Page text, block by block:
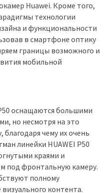
Huawei. Кроме того,
технологии
и функциональности
в смартфоне оптику
границы возможного и
мобильной
оснащаются большими
но несмотря на это
чему их очень
линейки HUAWEI P50
краями и
под фронтальную камеру.
полному
контента.